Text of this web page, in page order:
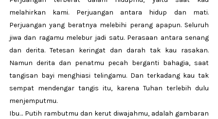
melahirkan kami. Perjuangan antara hidup dan mati.
Perjuangan yang beratnya melebihi perang apapun. Seluruh
jiwa dan ragamu melebur jadi satu. Perasaan antara senang
dan derita. Tetesan keringat dan darah tak kau rasakan.
Namun derita dan penatmu pecah berganti bahagia, saat
tangisan bayi menghiasi telingamu. Dan terkadang kau tak
sempat mendengar tangis itu, karena Tuhan terlebih dulu
menjemputmu.
Ibu… Putih rambutmu dan kerut diwajahmu, adalah gambaran